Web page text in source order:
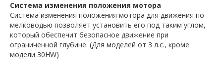
Система изменения положения мотора
Система изменения положения мотора для движения по
мелководью позволяет установить его под таким углом,
который обеспечит безопасное движение при
ограниченной глубине. (Для моделей от 3 л.с., кроме
модели 30HW)